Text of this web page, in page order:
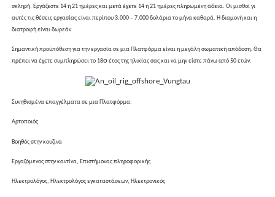
σκληρή. Εργάζεστε 14 ή 21 ημέρες και μετά έχετε 14 ή 21 ημέρες πληρωμένη άδεια. Οι μισθοί γι
αυτές τις θέσεις εργασίας είναι περίπου 3.000 – 7.000 δολάρια το μήνα καθαρά. Η διαμονή και η
διατροφή είναι δωρεάν.
Σημαντική προϋπόθεση για την εργασία σε μια Πλατφόρμα είναι η μεγάλη σωματική απόδοση. Θα
πρέπει να έχετε συμπληρώσει το 18οέτος της ηλικίας σας και να μην είστε πάνω από 50 ετών.
Συνηθισμένα επαγγέλματα σε μια Πλατφόρμα:
Αρτοποιός
Βοηθός στην κουζίνα
Εργαζόμενος στην καντίνα, Επιστήμονας πληροφορικής
Ηλεκτρολόγος, Ηλεκτρολόγος εγκαταστάσεων, Ηλεκτρονικός